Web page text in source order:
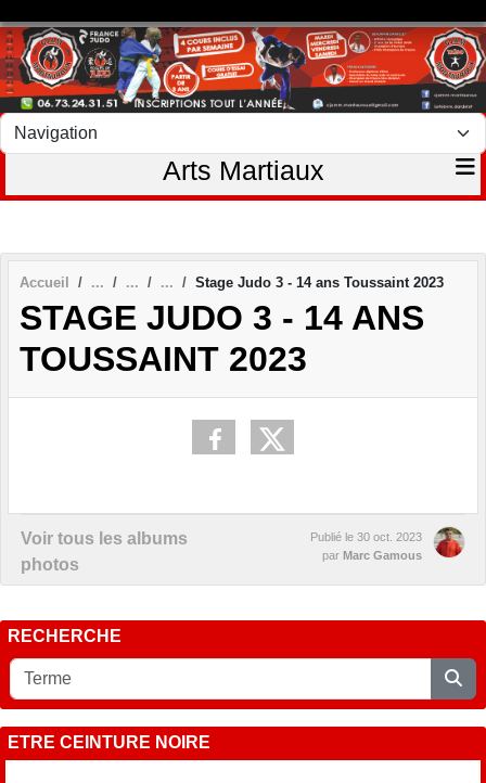
Arts Martiaux
Accueil Stage Judo 3 - 14 ans Toussaint 2023
STAGE JUDO 3 - 14 ANS
TOUSSAINT 2023
Voir tous les albums
photos
Publié le 30 oct. 2023
par Marc Gamous
RECHERCHE
ETRE CEINTURE NOIRE